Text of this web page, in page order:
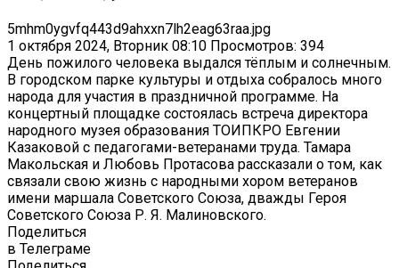
5mhm0ygvfq443d9ahxxn7lh2eag63raa.jpg
1 октября 2024, Вторник 08:10 Просмотров: 394
День пожилого человека выдался тёплым и солнечным.
В городском парке культуры и отдыха собралось много
народа для участия в праздничной программе. На
концертный площадке состоялась встреча директора
народного музея образования ТОИПКРО Евгении
Казаковой с педагогами-ветеранами труда. Тамара
Макольская и Любовь Протасова рассказали о том, как
связали свою жизнь с народными хором ветеранов
имени маршала Советского Союза, дважды Героя
Советского Союза Р. Я. Малиновского.
Поделиться
в Телеграме